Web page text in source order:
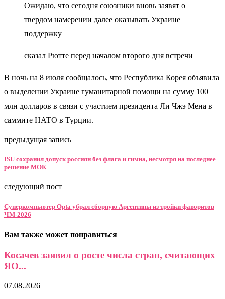
Ожидаю, что сегодня союзники вновь заявят о
твердом намерении далее оказывать Украине
поддержку
сказал Рютте перед началом второго дня встречи
В ночь на 8 июля сообщалось, что Республика Корея объявила
о выделении Украине гуманитарной помощи на сумму 100
млн долларов в связи с участием президента Ли Чжэ Мена в
саммите НАТО в Турции.
предыдущая запись
ISU сохранил допуск россиян без флага и гимна, несмотря на последнее
решение МОК
следующий пост
Суперкомпьютер Opta убрал сборную Аргентины из тройки фаворитов
ЧМ-2026
Вам также может понравиться
Косачев заявил о росте числа стран, считающих
ЯО...
07.08.2026